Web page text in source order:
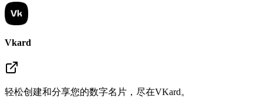
Vkard
轻松创建和分享您的数字名片，尽在VKard。